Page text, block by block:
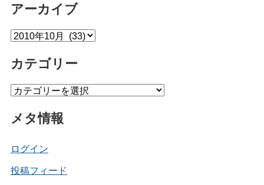
アーカイブ
ア
カ
ブ
カテゴリー
カ
ゴ
ー
メタ情報
ログイン
投稿フィード